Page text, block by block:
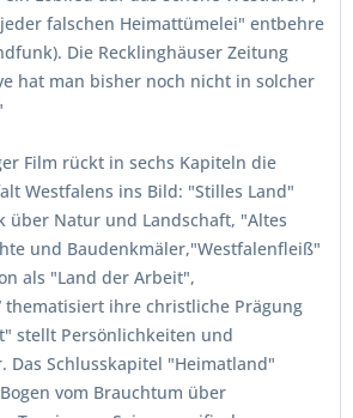
falschen Heimattümelei" entbehre
Die Recklinghäuser Zeitung
hat man bisher noch nicht in solcher
Film rückt in sechs Kapiteln die
Westfalens ins Bild: "Stilles Land"
über Natur und Landschaft, "Altes
und Baudenkmäler,"Westfalenfleiß"
als "Land der Arbeit",
thematisiert ihre christliche Prägung
stellt Persönlichkeiten und
Das Schlusskapitel "Heimatland"
vom Brauchtum über